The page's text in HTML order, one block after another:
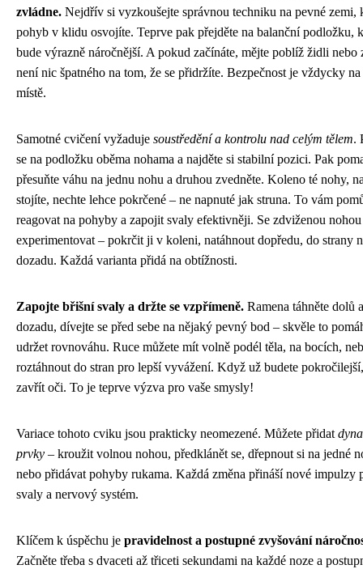
zvládne. Nejdřív si vyzkoušejte správnou techniku na pevné zemi,
pohyb v klidu osvojíte. Teprve pak přejděte na balanční podložku,
bude výrazně náročnější. A pokud začínáte, mějte poblíž židli nebo
není nic špatného na tom, že se přidržíte. Bezpečnost je vždycky
místě.
Samotné cvičení vyžaduje soustředění a kontrolu nad celým tělem.
se na podložku oběma nohama a najděte si stabilní pozici. Pak
přesuňte váhu na jednu nohu a druhou zvedněte. Koleno té nohy,
stojíte, nechte lehce pokrčené – ne napnuté jak struna. To vám
reagovat na pohyby a zapojit svaly efektivněji. Se zdviženou nohou
experimentovat – pokrčit ji v koleni, natáhnout dopředu, do strany
dozadu. Každá varianta přidá na obtížnosti.
Zapojte břišní svaly a držte se vzpřímeně. Ramena táhněte dolů a
dozadu, dívejte se před sebe na nějaký pevný bod – skvěle to
udržet rovnováhu. Ruce můžete mít volně podél těla, na bocích,
roztáhnout do stran pro lepší vyvážení. Když už budete
zavřít oči. To je teprve výzva pro vaše smysly!
Variace tohoto cviku jsou prakticky neomezené. Můžete přidat
prvky – kroužit volnou nohou, předklánět se, dřepnout si na jedné
nebo přidávat pohyby rukama. Každá změna přináší nové impulzy
svaly a nervový systém.
Klíčem k úspěchu je pravidelnost a postupné zvyšování
Začněte třeba s dvaceti až třiceti sekundami na každé noze a